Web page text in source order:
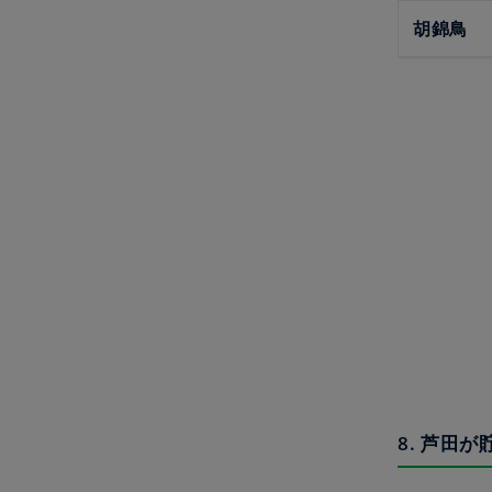
胡錦鳥
8. 芦田が